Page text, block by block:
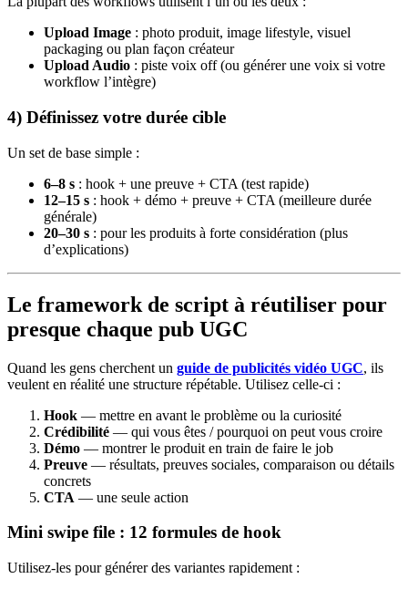
Upload Image : photo produit, image lifestyle, visuel
packaging ou plan façon créateur
Upload Audio : piste voix off (ou générer une voix si votre
workflow l’intègre)
4) Définissez votre durée cible
Un set de base simple :
6–8 s : hook + une preuve + CTA (test rapide)
12–15 s : hook + démo + preuve + CTA (meilleure durée
générale)
20–30 s : pour les produits à forte considération (plus
d’explications)
Le framework de script à réutiliser pour
presque chaque pub UGC
Quand les gens cherchent un guide de publicités vidéo UGC, ils
veulent en réalité une structure répétable. Utilisez celle‑ci :
Hook — mettre en avant le problème ou la curiosité
Crédibilité — qui vous êtes / pourquoi on peut vous croire
Démo — montrer le produit en train de faire le job
Preuve — résultats, preuves sociales, comparaison ou détails
concrets
CTA — une seule action
Mini swipe file : 12 formules de hook
Utilisez-les pour générer des variantes rapidement :